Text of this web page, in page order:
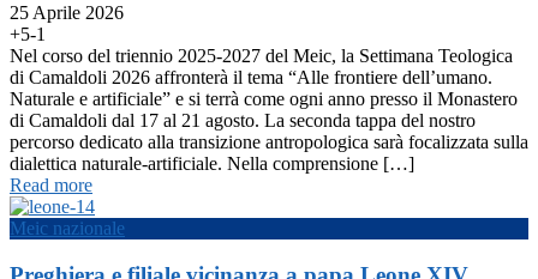
25 Aprile 2026
+5-1
Nel corso del triennio 2025-2027 del Meic, la Settimana Teologica
di Camaldoli 2026 affronterà il tema “Alle frontiere dell’umano.
Naturale e artificiale” e si terrà come ogni anno presso il Monastero
di Camaldoli dal 17 al 21 agosto. La seconda tappa del nostro
percorso dedicato alla transizione antropologica sarà focalizzata sulla
dialettica naturale-artificiale. Nella comprensione […]
Read more
Meic nazionale